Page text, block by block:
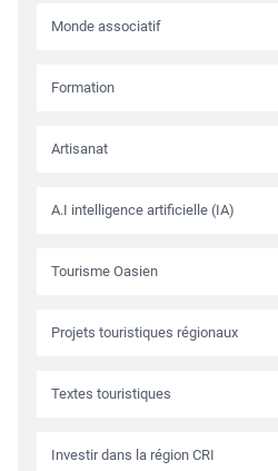
Monde associatif
Formation
Artisanat
A.I intelligence artificielle (IA)
Tourisme Oasien
Projets touristiques régionaux
Textes touristiques
Investir dans la région CRI